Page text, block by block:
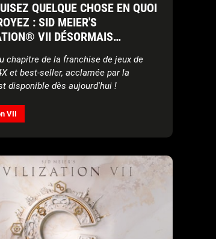
QUELQUE CHOSE EN QUOI
: SID MEIER'S
VII DÉSORMAIS
chapitre de la franchise de jeux de
et best-seller, acclamée par la
disponible dès aujourd'hui !
VII